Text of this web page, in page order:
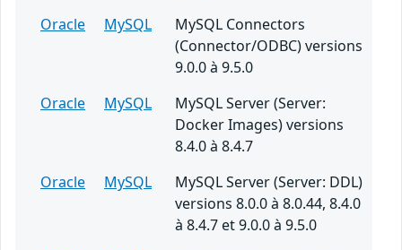
Oracle
MySQL
MySQL Connectors
(Connector/ODBC) versions
9.0.0 à 9.5.0
Oracle
MySQL
MySQL Server (Server:
Docker Images) versions
8.4.0 à 8.4.7
Oracle
MySQL
MySQL Server (Server: DDL)
versions 8.0.0 à 8.0.44, 8.4.0
à 8.4.7 et 9.0.0 à 9.5.0